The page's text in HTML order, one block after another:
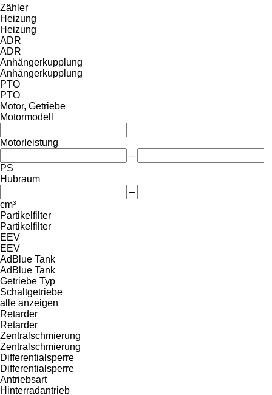
Zähler
Heizung
Heizung
ADR
ADR
Anhängerkupplung
Anhängerkupplung
PTO
PTO
Motor, Getriebe
Motormodell
Motorleistung
–
PS
Hubraum
–
cm³
Partikelfilter
Partikelfilter
EEV
EEV
AdBlue Tank
AdBlue Tank
Getriebe Typ
Schaltgetriebe
alle anzeigen
Retarder
Retarder
Zentralschmierung
Zentralschmierung
Differentialsperre
Differentialsperre
Antriebsart
Hinterradantrieb